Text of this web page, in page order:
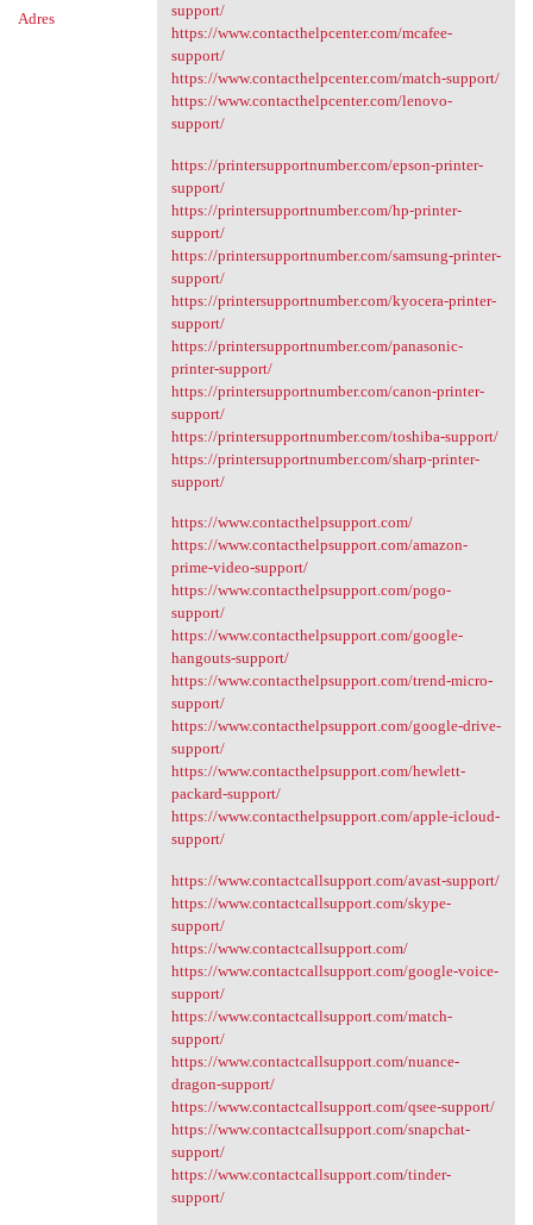
Adres
support/
https://www.contacthelpcenter.com/mcafee-
support/
https://www.contacthelpcenter.com/match-support/
https://www.contacthelpcenter.com/lenovo-
support/
https://printersupportnumber.com/epson-printer-
support/
https://printersupportnumber.com/hp-printer-
support/
https://printersupportnumber.com/samsung-printer-
support/
https://printersupportnumber.com/kyocera-printer-
support/
https://printersupportnumber.com/panasonic-
printer-support/
https://printersupportnumber.com/canon-printer-
support/
https://printersupportnumber.com/toshiba-support/
https://printersupportnumber.com/sharp-printer-
support/
https://www.contacthelpsupport.com/
https://www.contacthelpsupport.com/amazon-
prime-video-support/
https://www.contacthelpsupport.com/pogo-
support/
https://www.contacthelpsupport.com/google-
hangouts-support/
https://www.contacthelpsupport.com/trend-micro-
support/
https://www.contacthelpsupport.com/google-drive-
support/
https://www.contacthelpsupport.com/hewlett-
packard-support/
https://www.contacthelpsupport.com/apple-icloud-
support/
https://www.contactcallsupport.com/avast-support/
https://www.contactcallsupport.com/skype-
support/
https://www.contactcallsupport.com/
https://www.contactcallsupport.com/google-voice-
support/
https://www.contactcallsupport.com/match-
support/
https://www.contactcallsupport.com/nuance-
dragon-support/
https://www.contactcallsupport.com/qsee-support/
https://www.contactcallsupport.com/snapchat-
support/
https://www.contactcallsupport.com/tinder-
support/